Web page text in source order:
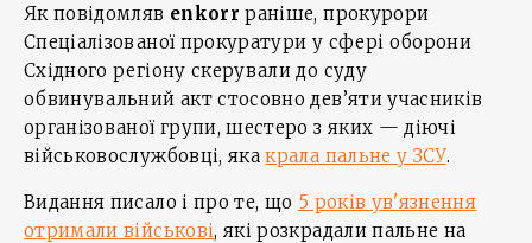
Як повідомляв enkorr раніше, прокурори
Спеціалізованої прокуратури у сфері оборони
Східного регіону скерували до суду
обвинувальний акт стосовно дев’яти учасників
організованої групи, шестеро з яких — діючі
військовослужбовці, якакрала пальне у ЗСУ.
Видання писало і про те, що 5 років ув'язнення
отримали військові, які розкрадали пальне на